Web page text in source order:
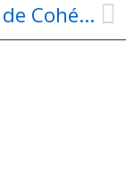
Journée de Cohésion pour le CCAS